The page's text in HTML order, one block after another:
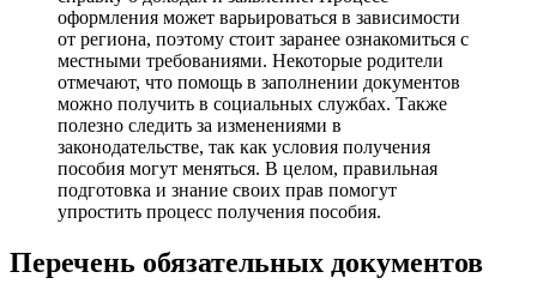
оформления может варьироваться в зависимости
от региона, поэтому стоит заранее ознакомиться с
местными требованиями. Некоторые родители
отмечают, что помощь в заполнении документов
можно получить в социальных службах. Также
полезно следить за изменениями в
законодательстве, так как условия получения
пособия могут меняться. В целом, правильная
подготовка и знание своих прав помогут
упростить процесс получения пособия.
Перечень обязательных документов